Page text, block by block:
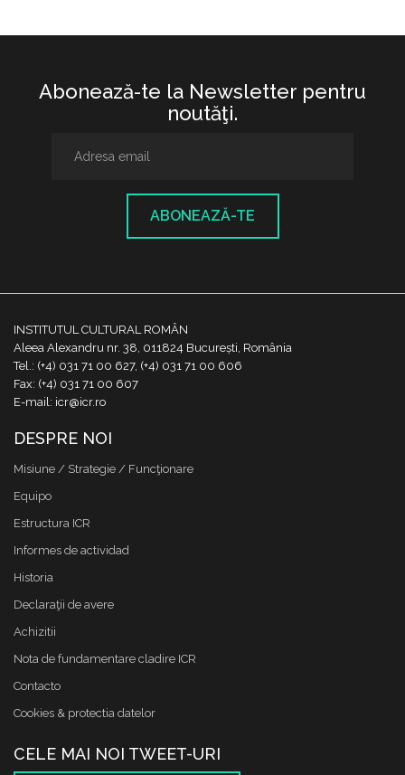
Abonează-te la Newsletter pentru
noutăţi.
ABONEAZĂ-TE
INSTITUTUL CULTURAL ROMÂN
Aleea Alexandru nr. 38, 011824 București, România
Tel.: (+4) 031 71 00 627, (+4) 031 71 00 606
Fax: (+4) 031 71 00 607
E-mail: icr@icr.ro
DESPRE NOI
Misiune / Strategie / Funcţionare
Equipo
Estructura ICR
Informes de actividad
Historia
Declaraţii de avere
Achizitii
Nota de fundamentare cladire ICR
Contacto
Cookies & protectia datelor
CELE MAI NOI TWEET-URI